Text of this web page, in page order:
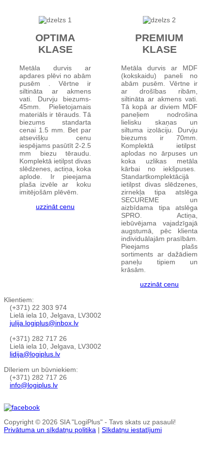
OPTIMA
KLASE
Metāla durvis ar
apdares plēvi no abām
pusēm . Vērtne ir
siltināta ar akmens
vati. Durvju biezums-
45mm. Pielietojamais
materiāls ir tērauds. Tā
biezums standarta
cenai 1.5 mm. Bet par
atsevišķu cenu
iespējams pasūtīt 2-2.5
mm biezu tēraudu.
Komplektā ietilpst divas
slēdzenes, actiņa, koka
aplode. Ir pieejama
plaša izvēle ar koku
imitējošām plēvēm.
uzzināt cenu
PREMIUM
KLASE
Metāla durvis ar MDF
(kokskaidu) paneli no
abām pusēm. Vērtne ir
ar drošības ribām,
siltināta ar akmens vati.
Tā kopā ar diviem MDF
paneļiem nodrošina
lielisku skaņas un
siltuma izolāciju. Durvju
biezums ir 70mm.
Komplektā ietilpst
aplodas no ārpuses un
koka uzlikas metāla
kārbai no iekšpuses.
Standartkomplektācijā
ietilpst divas slēdzenes,
zirnekļa tipa atslēga
SECUREME un
aizbīdama tipa atslēga
SPRO. Actiņa,
iebūvējama vajadzīgajā
augstumā, pēc klienta
individuālajām prasībām.
Pieejams plašs
sortiments ar dažādiem
paneļu tipiem un
krāsām.
uzzināt cenu
Klientiem:
(+371) 22 303 974
Lielā iela 10, Jelgava, LV3002
julija.logiplus@inbox.lv
(+371) 282 717 26
Lielā iela 10, Jelgava, LV3002
lidija@logiplus.lv
Dīleriem un būvniekiem:
(+371) 282 717 26
info@logiplus.lv
Copyright © 2026 SIA "LogiPlus" - Tavs skats uz pasauli!
Privātuma un sīkdatņu politika | Sīkdatņu iestatījumi